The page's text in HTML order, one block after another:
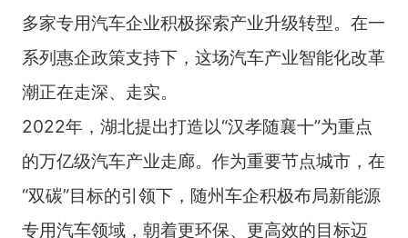
多家专用汽车企业积极探索产业升级转型。在一
系列惠企政策支持下，这场汽车产业智能化改革
潮正在走深、走实。
2022年，湖北提出打造以“汉孝随襄十”为重点
的万亿级汽车产业走廊。作为重要节点城市，在
“双碳”目标的引领下，随州车企积极布局新能源
专用汽车领域，朝着更环保、更高效的目标迈